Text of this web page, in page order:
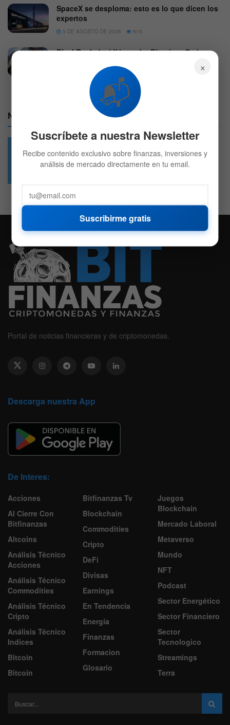
SpaceX se desploma: esto es lo que dicen los
expertos
5 DE AGOSTO DE 2026 615
BlackRock decidió vender Bitcoin: ¿Qué
7 DE AGOSTO DE 2026 719
Nuestras Redes:
49.6k 4.7k
Portal de noticias financieras y de criptomonedas.
Descarga nuestra App
De Interes:
Acciones
Al Cierre Con
Bitfinanzas
Altcoins
Análisis Técnico
Acciones
Análisis Técnico
Commodities
Análisis Técnico
Cripto
Análisis Técnico
Indices
Bitcoin
Bitcoin
Bitfinanzas Tv
Blockchain
Commodities
Cripto
DeFi
Divisas
Earnings
En Tendencia
Energía
Finanzas
Formacion
Glosario
Juegos
Blockchain
Mercado Laboral
Metaverso
Mundo
NFT
Podcast
Sector Energético
Sector Financiero
Sector
Tecnologico
Streamings
Terra
×
📬
Suscríbete a nuestra Newsletter
Recibe contenido exclusivo sobre finanzas, inversiones y
análisis de mercado directamente en tu email.
Suscribirme gratis